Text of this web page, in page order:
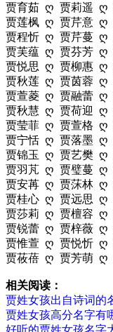
贾育茹 ღ 贾莉遥 ღ
贾莲枫 ღ 贾芹意 ღ
贾程忻 ღ 贾芹蔓 ღ
贾芙蕴 ღ 贾芬芳 ღ
贾悦思 ღ 贾柳惠 ღ
贾秋莲 ღ 贾茵蓉 ღ
贾萱菱 ღ 贾融蕾 ღ
贾秋慧 ღ 贾荷迎 ღ
贾莹菲 ღ 贾萱格 ღ
贾宁恬 ღ 贾落墨 ღ
贾锦玉 ღ 贾艺樊 ღ
贾羽芃 ღ 贾璧蔓 ღ
贾安苒 ღ 贾莯林 ღ
贾桂心 ღ 贾远思 ღ
贾莎莉 ღ 贾檀容 ღ
贾锐蕾 ღ 贾梓薇 ღ
贾惟萱 ღ 贾悦忻 ღ
贾莜蓓 ღ 贾芳萌 ღ
相关阅读：
贾姓女孩出自诗词的
贾姓女孩高分名字有
好听的贾姓女孩名字